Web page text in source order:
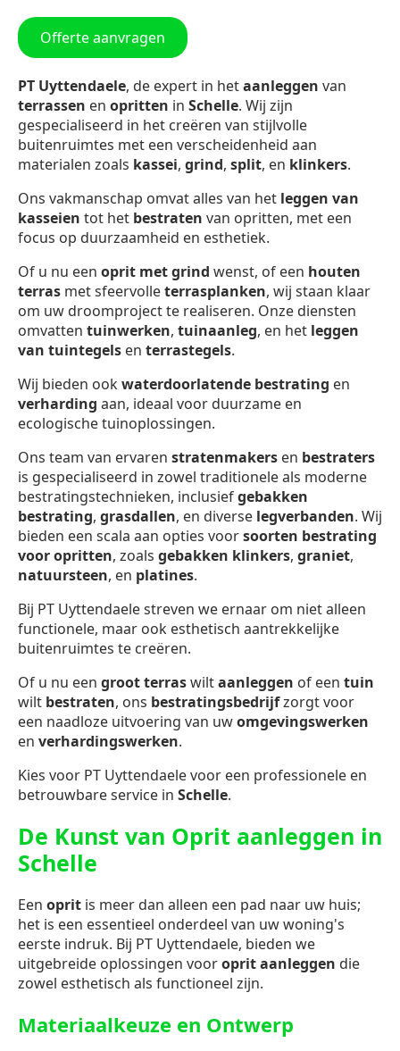
Offerte aanvragen
PT Uyttendaele, de expert in hetaanleggen van
terrassen en opritten in Schelle. Wij zijn
gespecialiseerd in het creëren van stijlvolle
buitenruimtes met een verscheidenheid aan
materialen zoals kassei, grind, split, en klinkers.
Ons vakmanschap omvat alles van het leggen van
kasseien tot het bestraten van opritten, met een
focus op duurzaamheid en esthetiek.
Of u nu een oprit met grind wenst, of een houten
terras met sfeervolleterrasplanken, wij staan klaar
om uw droomproject te realiseren. Onze diensten
omvatten tuinwerken, tuinaanleg, en het leggen
van tuintegels en terrastegels.
Wij bieden ookwaterdoorlatende bestrating en
verharding aan, ideaal voor duurzame en
ecologische tuinoplossingen.
Ons team van ervaren stratenmakers en bestraters
is gespecialiseerd in zowel traditionele als moderne
bestratingstechnieken, inclusiefgebakken
bestrating, grasdallen, en diverse legverbanden. Wij
bieden een scala aan opties voorsoorten bestrating
voor opritten, zoals gebakken klinkers, graniet,
natuursteen, en platines.
Bij PT Uyttendaele streven we ernaar om niet alleen
functionele, maar ook esthetisch aantrekkelijke
buitenruimtes te creëren.
Of u nu een groot terraswiltaanleggen of een tuin
wilt bestraten, ons bestratingsbedrijfzorgt voor
een naadloze uitvoering van uwomgevingswerken
en verhardingswerken.
Kies voor PT Uyttendaele voor een professionele en
betrouwbare service in Schelle.
De Kunst van Oprit aanleggen in
Schelle
Een oprit is meer dan alleen een pad naar uw huis;
het is een essentieel onderdeel van uw woning's
eerste indruk. Bij PT Uyttendaele, bieden we
uitgebreide oplossingen vooroprit aanleggen die
zowel esthetisch als functioneel zijn.
Materiaalkeuze en Ontwerp